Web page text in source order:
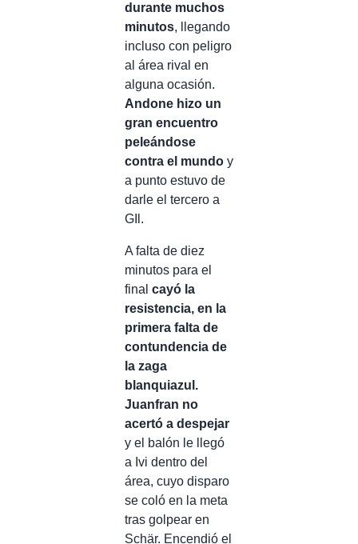
durante muchos
minutos, llegando
incluso con peligro
al área rival en
alguna ocasión.
Andone hizo un
gran encuentro
peleándose
contra el mundo y
a punto estuvo de
darle el tercero a
GIl.
A falta de diez
minutos para el
final cayó la
resistencia, en la
primera falta de
contundencia de
la zaga
blanquiazul.
Juanfran no
acertó a despejar
y el balón le llegó
a Ivi dentro del
área, cuyo disparo
se coló en la meta
tras golpear en
Schär. Encendió el